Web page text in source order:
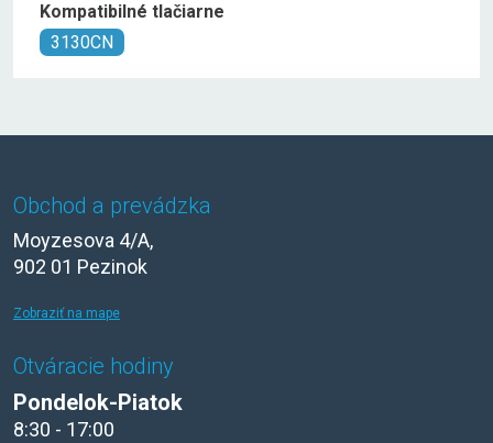
Kompatibilné tlačiarne
3130CN
Obchod a prevádzka
Moyzesova 4/A,
902 01 Pezinok
Zobraziť na mape
Otváracie hodiny
Pondelok-Piatok
8:30 - 17:00